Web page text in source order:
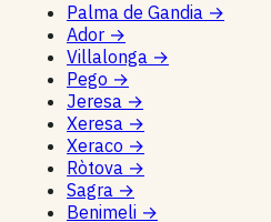
Palma de Gandia →
Ador →
Villalonga →
Pego →
Jeresa →
Xeresa →
Xeraco →
Ròtova →
Sagra →
Benimeli →